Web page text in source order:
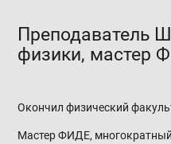
Преподаватель
физики, мастер
Окончил физический
Мастер ФИДЕ,